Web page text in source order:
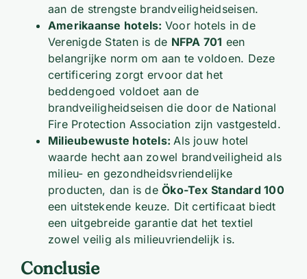
aan de strengste brandveiligheidseisen.
Amerikaanse hotels: Voor hotels in de
Verenigde Staten is de NFPA 701 een
belangrijke norm om aan te voldoen. Deze
certificering zorgt ervoor dat het
beddengoed voldoet aan de
brandveiligheidseisen die door de National
Fire Protection Association zijn vastgesteld.
Milieubewuste hotels: Als jouw hotel
waarde hecht aan zowel brandveiligheid als
milieu- en gezondheidsvriendelijke
producten, dan is deÖko-Tex Standard 100
een uitstekende keuze. Dit certificaat biedt
een uitgebreide garantie dat het textiel
zowel veilig als milieuvriendelijk is.
Conclusie